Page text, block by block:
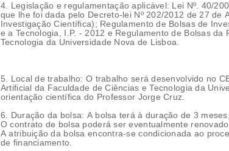
4. Legislação e regulamentação aplicável: Lei Nº. 40/2004, de 18 de Agosto, com a redacção
que lhe foi dada pelo Decreto-lei Nº 202/2012 de 27 de
Investigação Científica); Regulamento de Bolsas de
e a Tecnologia, I.P. - 2012 e Regulamento de Bolsas da
Tecnologia da Universidade Nova de Lisboa.
5. Local de trabalho: O trabalho será desenvolvido no
Artificial da Faculdade de Ciências e Tecnologia da
orientação científica do Professor Jorge Cruz.
6. Duração da bolsa: A bolsa terá à duração de 3
O contrato de bolsa poderá ser eventualmente
A atribuição da bolsa encontra-se condicionada ao
de financiamento.